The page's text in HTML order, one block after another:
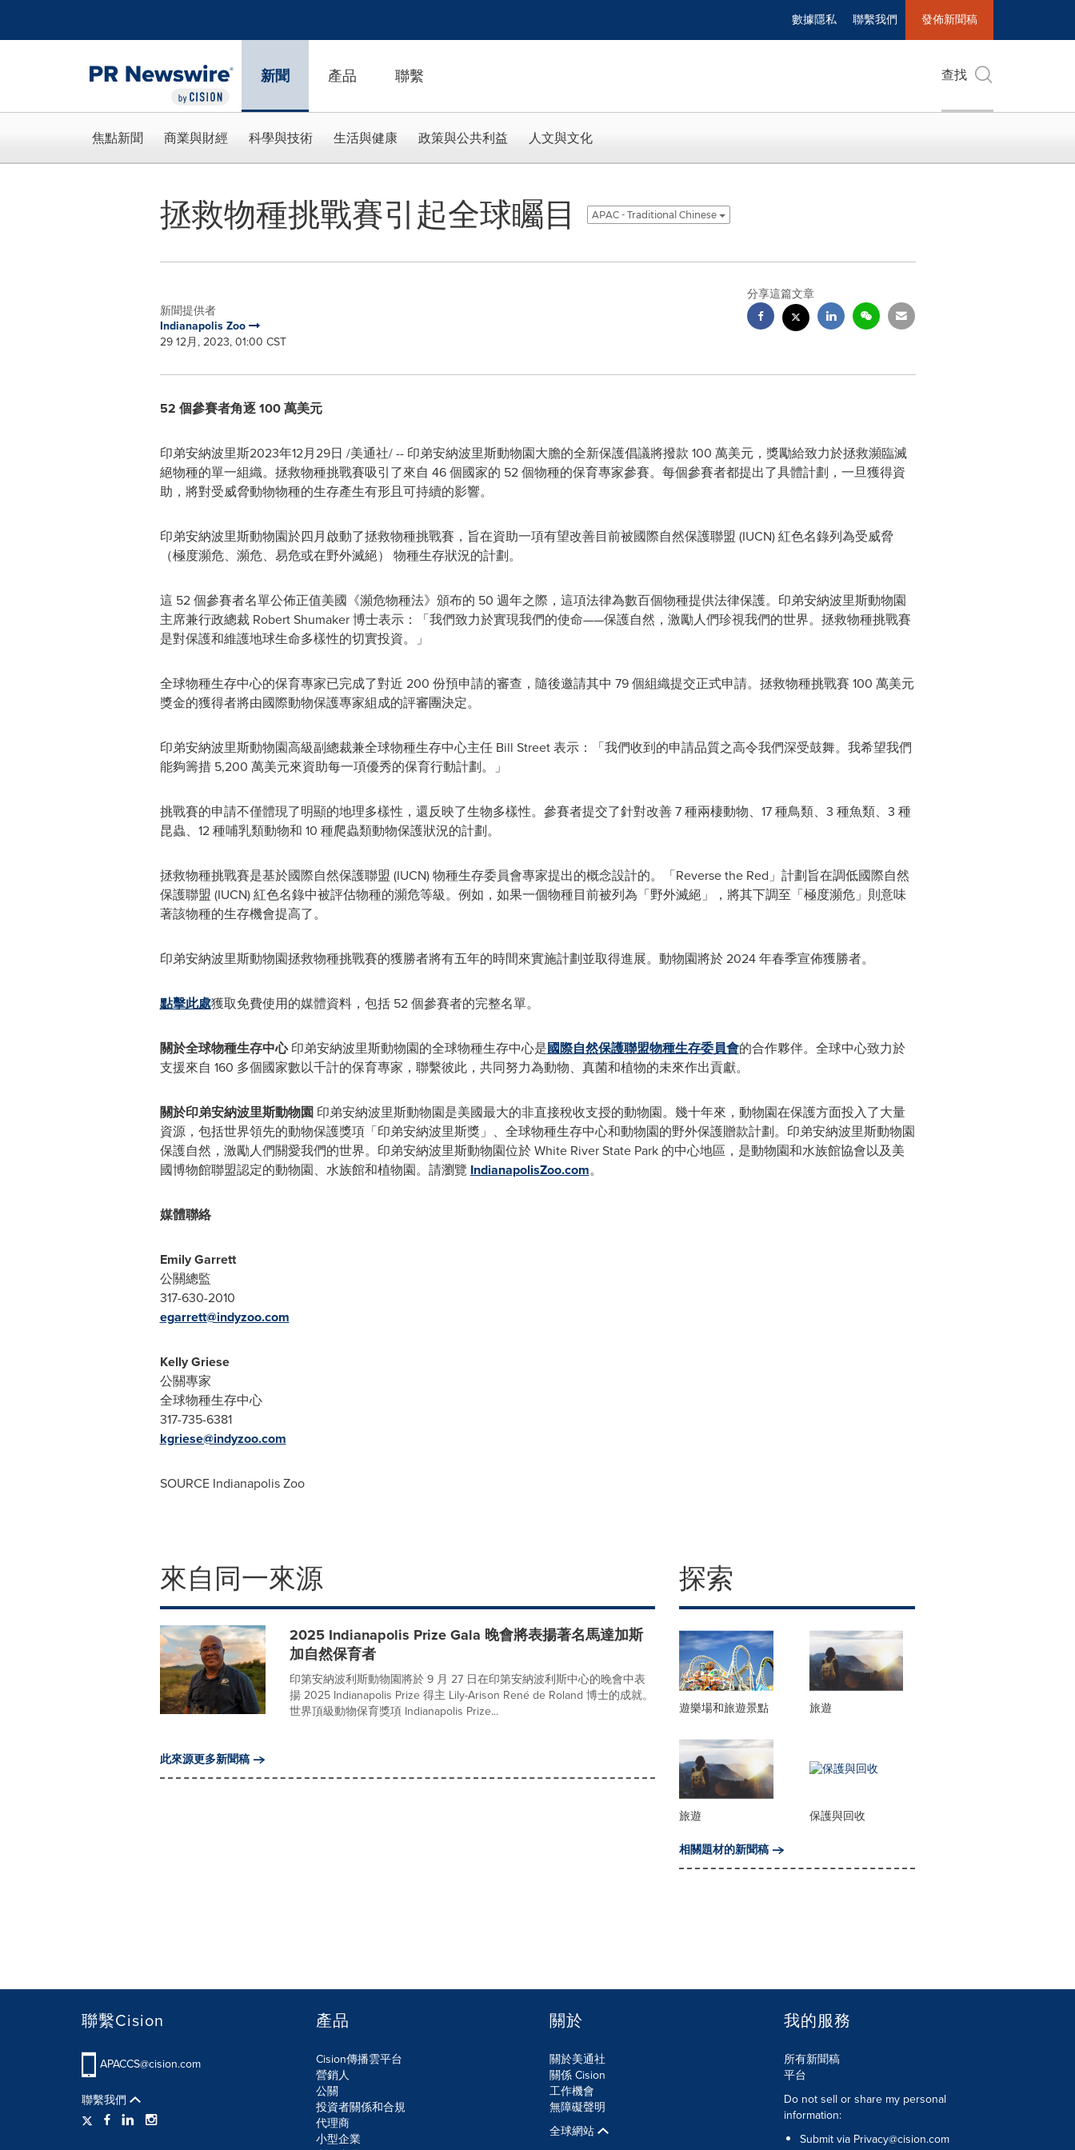
數據隱私 聯繫我們 發佈新聞稿
新聞 產品 聯繫 查找
焦點新聞 商業與財經 科學與技術 生活與健康 政策與公共利益 人文與文化
拯救物種挑戰賽引起全球矚目 APAC - Traditional Chinese
新聞提供者
Indianapolis Zoo
29 12月, 2023, 01:00 CST
分享這篇文章
52 個參賽者角逐 100萬美元
印弟安納波里斯2023年12月29日 /美通社/ -- 印弟安納波里斯動物園大膽的全新保護倡議將撥款 100 萬美元，獎勵給致力於拯救瀕臨滅
絕物種的單一組織。拯救物種挑戰賽吸引了來自 46 個國家的 52 個物種的保育專家參賽。每個參賽者都提出了具體計劃，一旦獲得資
助，將對受威脅動物物種的生存產生有形且可持續的影響。
印弟安納波里斯動物園於四月啟動了拯救物種挑戰賽，旨在資助一項有望改善目前被國際自然保護聯盟 (IUCN) 紅色名錄列為受威脅
（極度瀕危、瀕危、易危或在野外滅絕） 物種生存狀況的計劃。
這 52 個參賽者名單公佈正值美國《瀕危物種法》頒布的 50 週年之際，這項法律為數百個物種提供法律保護。印弟安納波里斯動物園
主席兼行政總裁 Robert Shumaker博士表示：「我們致力於實現我們的使命——保護自然，激勵人們珍視我們的世界。拯救物種挑戰賽
是對保護和維護地球生命多樣性的切實投資。」
全球物種生存中心的保育專家已完成了對近 200 份預申請的審查，隨後邀請其中 79 個組織提交正式申請。拯救物種挑戰賽 100 萬美元
獎金的獲得者將由國際動物保護專家組成的評審團決定。
印弟安納波里斯動物園高級副總裁兼全球物種生存中心主任 Bill Street表示：「我們收到的申請品質之高令我們深受鼓舞。我希望我們
能夠籌措 5,200 萬美元來資助每一項優秀的保育行動計劃。」
挑戰賽的申請不僅體現了明顯的地理多樣性，還反映了生物多樣性。參賽者提交了針對改善 7 種兩棲動物、17 種鳥類、3 種魚類、3 種
昆蟲、12 種哺乳類動物和 10 種爬蟲類動物保護狀況的計劃。
拯救物種挑戰賽是基於國際自然保護聯盟 (IUCN) 物種生存委員會專家提出的概念設計的。「Reverse the Red」計劃旨在調低國際自然
保護聯盟 (IUCN) 紅色名錄中被評估物種的瀕危等級。例如，如果一個物種目前被列為「野外滅絕」，將其下調至「極度瀕危」則意味
著該物種的生存機會提高了。
印弟安納波里斯動物園拯救物種挑戰賽的獲勝者將有五年的時間來實施計劃並取得進展。動物園將於 2024 年春季宣佈獲勝者。
點擊此處獲取免費使用的媒體資料，包括 52 個參賽者的完整名單。
關於全球物種生存中心印弟安納波里斯動物園的全球物種生存中心是國際自然保護聯盟物種生存委員會的合作夥伴。全球中心致力於
支援來自 160 多個國家數以千計的保育專家，聯繫彼此，共同努力為動物、真菌和植物的未來作出貢獻。
關於印弟安納波里斯動物園印弟安納波里斯動物園是美國最大的非直接稅收支授的動物園。幾十年來，動物園在保護方面投入了大量
資源，包括世界領先的動物保護獎項「印弟安納波里斯獎」、全球物種生存中心和動物園的野外保護贈款計劃。印弟安納波里斯動物園
保護自然，激勵人們關愛我們的世界。印弟安納波里斯動物園位於 White River State Park 的中心地區，是動物園和水族館協會以及美
國博物館聯盟認定的動物園、水族館和植物園。請瀏覽 IndianapolisZoo.com。
媒體聯絡
Emily Garrett
公關總監
317-630-2010
egarrett@indyzoo.com
Kelly Griese
公關專家
全球物種生存中心
317-735-6381
kgriese@indyzoo.com
SOURCE Indianapolis Zoo
來自同一來源
2025 Indianapolis Prize Gala 晚會將表揚著名馬達加斯
加自然保育者
印第安納波利斯動物園將於 9 月 27 日在印第安納波利斯中心的晚會中表
揚 2025 Indianapolis Prize 得主 Lily-Arison René de Roland 博士的成就。
世界頂級動物保育獎項 Indianapolis Prize...
此來源更多新聞稿
探索
遊樂場和旅遊景點 旅遊
旅遊
保護與回收
相關題材的新聞稿
聯繫Cision
APACCS@cision.com
聯繫我們
產品
Cision傳播雲平台
營銷人
公關
投資者關係和合規
代理商
小型企業
關於
關於美通社
關係 Cision
工作機會
無障礙聲明
全球網站
我的服務
所有新聞稿
平台
Do not sell or share my personal
information:
Submit via Privacy@cision.com